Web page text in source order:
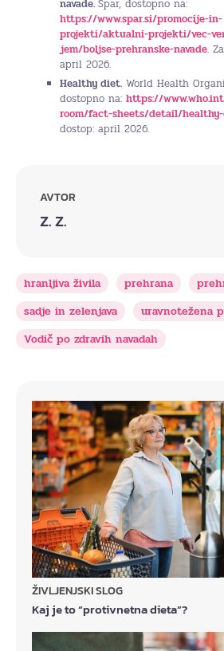
navade. Spar, dostopno na:
https://www.spar.si/promocije-in-
projekti/aktualni-projekti/vec-
jem/boljse-prehranske-navade.
april 2026.
Healthy diet. World Health
dostopno na: https://
room/fact-sheets/detail/
dostop: april 2026.
AVTOR
Z. Z.
hranljiva živila prehrana
sadje in zelenjava
uravnotežena
Vodič po zdravih navadah
ŽIVLJENJSKI SLOG
Kaj je to “protivnetna dieta”?